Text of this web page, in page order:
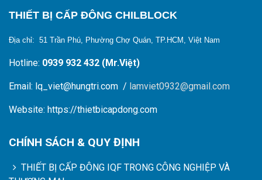
THIẾT BỊ CẤP ĐÔNG CHILBLOCK
Địa chỉ: 51 Trần Phú, Phường Chợ Quán, TP.HCM, Việt Nam
Hotline: 0939 932 432 (Mr.Việt)
Email: lq_viet@hungtri.com / lamviet0932@gmail.com
Website: https://thietbicapdong.com
CHÍNH SÁCH & QUY ĐỊNH
THIẾT BỊ CẤP ĐÔNG IQF TRONG CÔNG NGHIỆP VÀ